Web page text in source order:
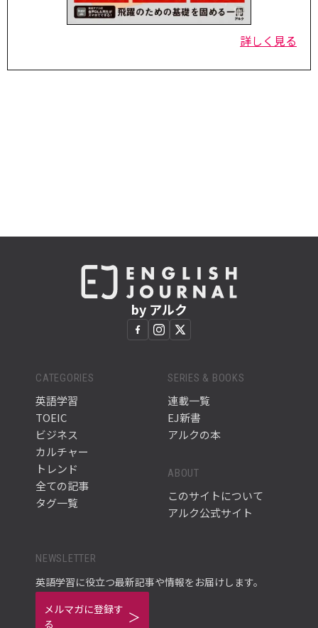
詳しく見る
by アルク
CATEGORIES
英語学習
TOEIC
ビジネス
カルチャー
トレンド
全ての記事
タグ一覧
SERIES & BOOKS
連載一覧
EJ新書
アルクの本
ABOUT
このサイトについて
アルク公式サイト
NEWSLETTER
英語学習に役立つ最新記事や情報をお届けします。
メルマガに登録す
る